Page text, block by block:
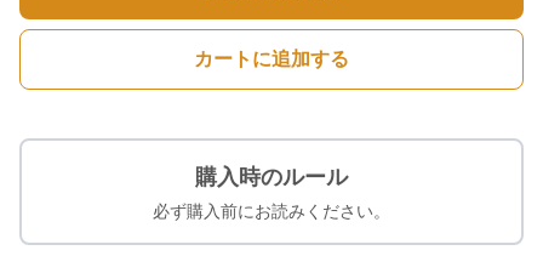
カートに追加する
購入時のルール
必ず購入前にお読みください。